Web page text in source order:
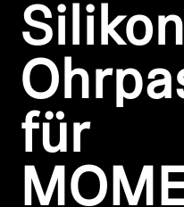
Ressourcen zum
Original-Hörteile &
Soundbars
für